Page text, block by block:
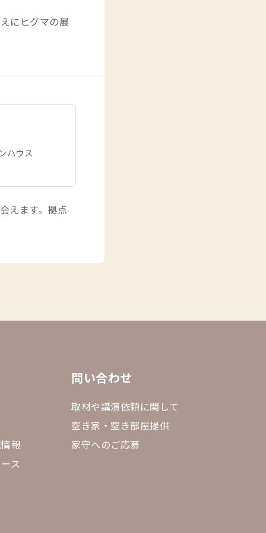
にヒグマの展
ハウス
えます。拠点
報
ス
問い合わせ
取材や講演依頼に関して
空き家・空き部屋提供
家守へのご応募